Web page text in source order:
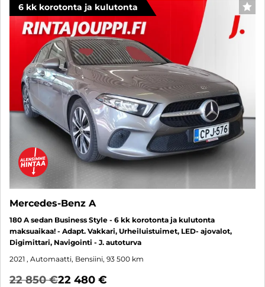
6 kk korotonta ja kulutonta
Mercedes-Benz A
180 A sedan Business Style - 6 kk korotonta ja kulutonta
maksuaikaa! - Adapt. Vakkari, Urheiluistuimet, LED- ajovalot,
Digimittari, Navigointi - J. autoturva
2021 , Automaatti, Bensiini, 93 500 km
22 850 €22 480 €